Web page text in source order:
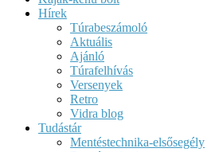
Hírek
Túrabeszámoló
Aktuális
Ajánló
Túrafelhívás
Versenyek
Retro
Vidra blog
Tudástár
Mentéstechnika-elsősegély